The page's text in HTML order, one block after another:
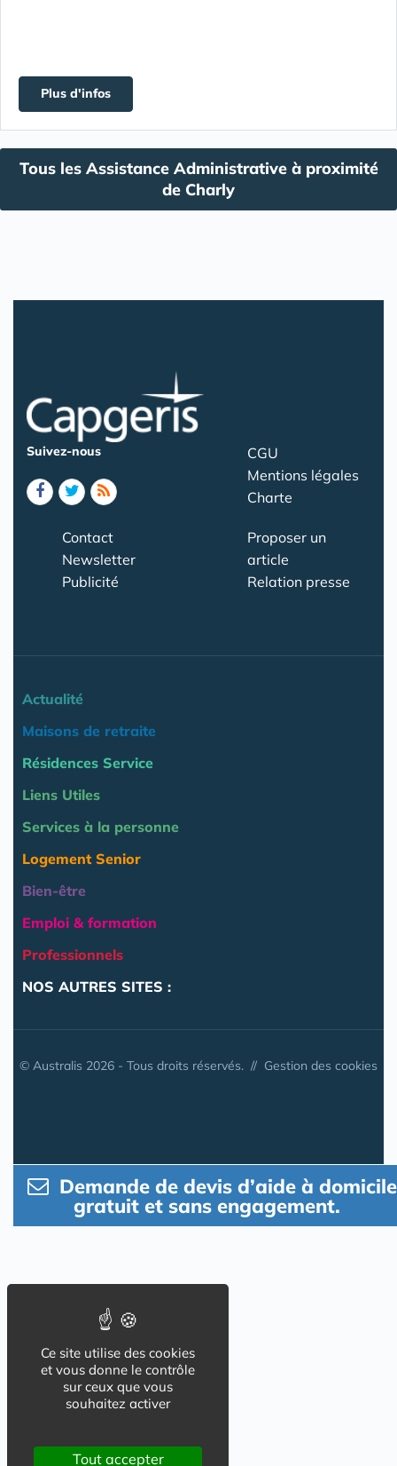
Plus d'infos
Tous les Assistance Administrative à proximité
de Charly
Suivez-nous
CGU
Mentions légales
Charte
Contact
Newsletter
Publicité
Proposer un
article
Relation presse
Actualité
Maisons de retraite
Résidences Service
Liens Utiles
Services à la personne
Logement Senior
Bien-être
Emploi & formation
Professionnels
NOS AUTRES SITES :
© Australis 2026 - Tous droits réservés. // Gestion des cookies
Demande de devis d’aide à domicile
gratuit et sans engagement.
Ce site utilise des cookies
et vous donne le contrôle
sur ceux que vous
souhaitez activer
Tout accepter